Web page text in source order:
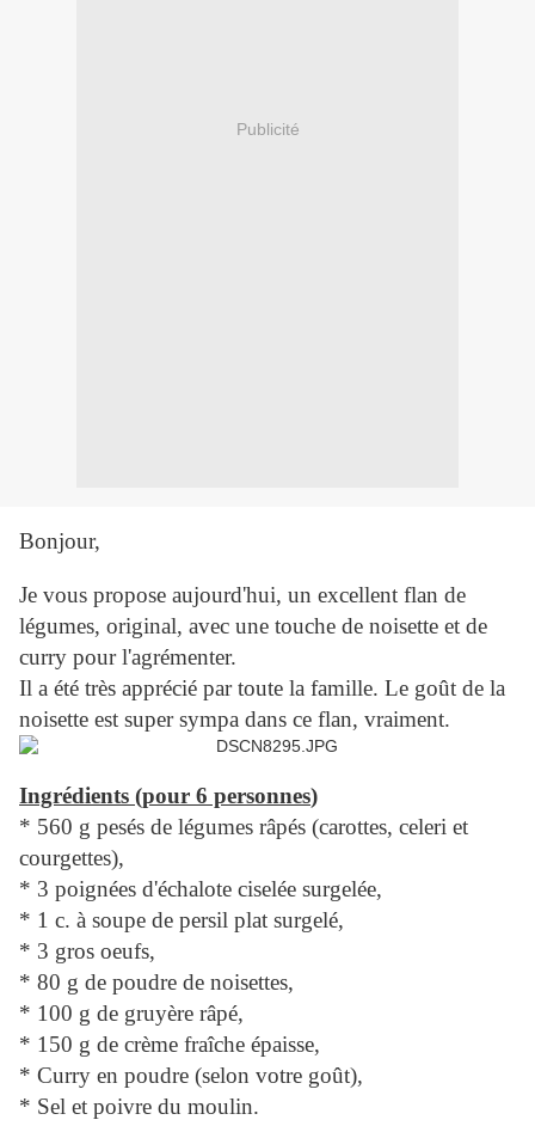
Publicité
Bonjour,
Je vous propose aujourd'hui, un excellent flan de
légumes, original, avec une touche de noisette et de
curry pour l'agrémenter.
Il a été très apprécié par toute la famille. Le goût de la
noisette est super sympa dans ce flan, vraiment.
Ingrédients (pour 6 personnes)
* 560 g pesés de légumes râpés (carottes, celeri et
courgettes),
* 3 poignées d'échalote ciselée surgelée,
* 1 c. à soupe de persil plat surgelé,
* 3 gros oeufs,
* 80 g de poudre de noisettes,
* 100 g de gruyère râpé,
* 150 g de crème fraîche épaisse,
* Curry en poudre (selon votre goût),
* Sel et poivre du moulin.